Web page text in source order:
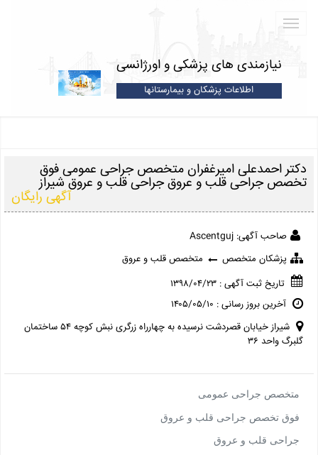
نیازمندی های پزشکی و اورژانسی
اطلاعات پزشکان و بیمارستانها
دکتر احمدعلی امیرغفران متخصص جراحی عمومی فوق
تخصص جراحی قلب و عروق جراحی قلب و عروق شیراز
آگهی رایگان
صاحب آگهی: Ascentguj
پزشکان متخصص
متخصص قلب و عروق
تاریخ ثبت آگهی : ۱۳۹۸/۰۴/۲۳
آخرین بروز رسانی : ۱۴۰۵/۰۵/۱۰
شیراز خیابان قصردشت نرسیده به چهارراه زرگری نبش کوچه ۵۴ ساختمان
گلبرگ واحد ۳۶
متخصص جراحی عمومی
فوق تخصص جراحی قلب و عروق
جراحی قلب و عروق